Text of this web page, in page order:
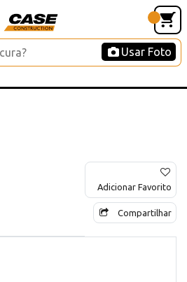
Usar Foto
Adicionar Favorito
Compartilhar